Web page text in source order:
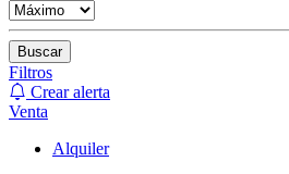
Buscar
Filtros
Crear alerta
Venta
Alquiler